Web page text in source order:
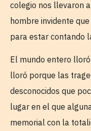
colegio nos llevaron
hombre invidente
para estar contando
El mundo entero
lloró porque las
desconocidos que
lugar en el que
memorial con la